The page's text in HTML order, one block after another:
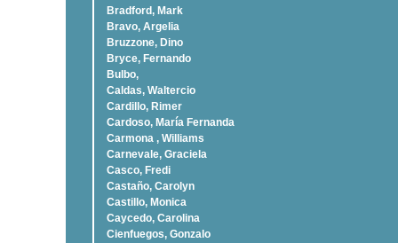
Bradford, Mark
Bravo, Argelia
Bruzzone, Dino
Bryce, Fernando
Bulbo,
Caldas, Waltercio
Cardillo, Rimer
Cardoso, Marí­a Fernanda
Carmona , Williams
Carnevale, Graciela
Casco, Fredi
Castaño, Carolyn
Castillo, Monica
Caycedo, Carolina
Cienfuegos, Gonzalo